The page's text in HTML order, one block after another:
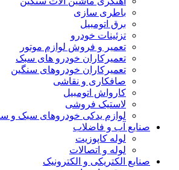
باطری سازی
برق اتومبیل
تزئینات خودرو
تعمیر و فروش لوازم موتور
تعمیرکاران خودرو های سبک
تعمیرکاران خودروهای سنگین
صافکاری و نقاشی
کارواش اتومبیل
لاستیک فروشی
لوازم یدکی خودروهای سبک و سنگین
آب و فاضلاب
لوله کاپوزیت
لوله و اتصالات
الکتریکی و الکترونیک